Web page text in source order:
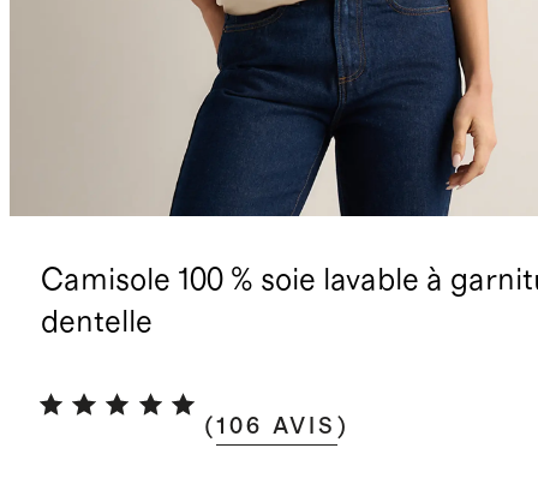
Camisole 100 % soie lavable à
dentelle
(106 AVIS )